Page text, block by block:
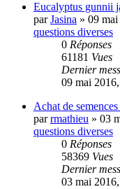
Eucalyptus gunnii
parJasina » 09
questions diverses
0 Réponses
61181 Vues
Dernier
09 mai
Achat de
parrmathieu » 03
questions diverses
0 Réponses
58369 Vues
Dernier
03 mai